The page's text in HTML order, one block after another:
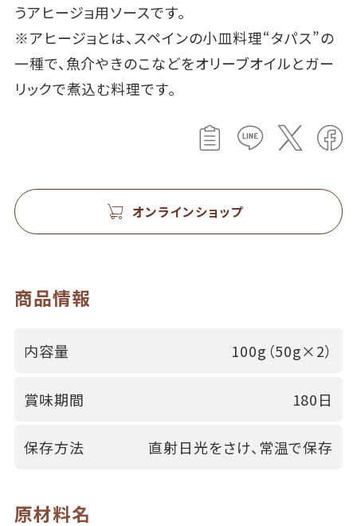
うアヒージョ用ソースです。
※アヒージョとは、スペインの小皿料理“タパス”の
一種で、魚介やきのこなどをオリーブオイルとガー
リックで煮込む料理です。
オンラインショップ
商品情報
内容量 100g（50g×2）
賞味期間 180日
保存方法 直射日光をさけ、常温で保存
原材料名